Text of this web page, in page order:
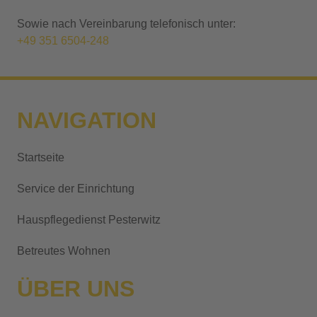
Sowie nach Vereinbarung telefonisch unter:
+49 351 6504-248
NAVIGATION
Startseite
Service der Einrichtung
Hauspflegedienst Pesterwitz
Betreutes Wohnen
ÜBER UNS